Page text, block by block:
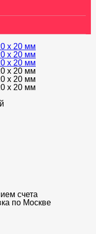
(ДЛЯ ПОЛА),
счета
по Москве